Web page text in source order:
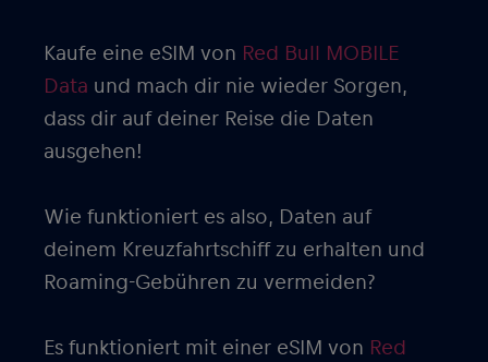
Kaufe eine eSIM von Red Bull MOBILE
Data und mach dir nie wieder Sorgen,
dass dir auf deiner Reise die Daten
ausgehen!
Wie funktioniert es also, Daten auf
deinem Kreuzfahrtschiff zu erhalten und
Roaming-Gebühren zu vermeiden?
Es funktioniert mit einer eSIM von Red